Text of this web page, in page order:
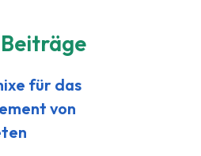
für das
von